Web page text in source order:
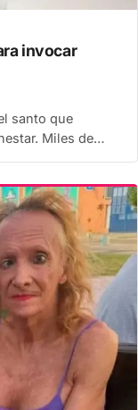
invocar
santo que
Miles de…